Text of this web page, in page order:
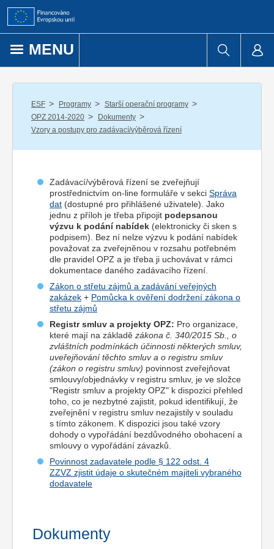
Přejít k obsahu
MENU
ESF / Programy / Starší operační programy /
OPZ 2014-2020 / Dokumenty /
Vzory a postupy pro zadávací/výběrová řízení
Zadávací/výběrová řízení se zveřejňují
prostřednictvím on-line formuláře v sekci Správa
dat (dostupné pro přihlášené uživatele). Jako
jednu z příloh je třeba připojit podepsanou
výzvu k podání nabídek (elektronicky či sken s
podpisem). Bez ní nelze výzvu k podání nabídek
považovat za zveřejněnou v rozsahu potřebném
dle pravidel OPZ a je třeba ji uchovávat v rámci
dokumentace daného zadávacího řízení.
Zákon o střetu zájmů a zadávání veřejných
zakázek + Pomůcka k ověření dodržení zákona o
střetu zájmů
Registr smluv a projekty OPZ: Pro organizace,
které mají na základě zákona č. 340/2015 Sb., o
zvláštních podmínkách účinnosti některých smluv,
uveřejňování těchto smluv a o registru smluv
(zákon o registru smluv) povinnost zveřejňovat
smlouvy/objednávky v registru smluv, je ve složce
"Registr smluv a projekty OPZ" k dispozici přehled
toho, co je nezbytné zajistit, pokud identifikují, že
zveřejnění v registru smluv nezajistily v souladu
s tímto zákonem. K dispozici jsou také vzory
dohody o vypořádání bezdůvodného obohacení a
smlouvy o vypořádání závazků.
Povinnost zadavatele podle § 122 odst. 4
ZZVZ zjistit údaje o skutečném majiteli vybraného
dodavatele
Dokumenty